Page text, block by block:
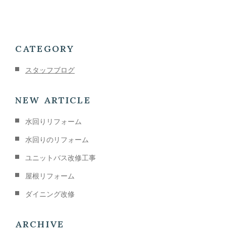
CATEGORY
スタッフブログ
NEW ARTICLE
水回りリフォーム
水回りのリフォーム
ユニットバス改修工事
屋根リフォーム
ダイニング改修
ARCHIVE